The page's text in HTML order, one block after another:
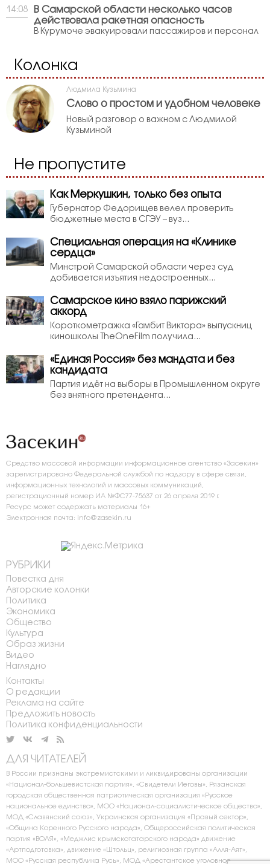
14:08
В Самарской области несколько часов
действовала ракетная опасность
В Курумоче эвакуировали пассажиров и персонал
Колонка
Людмила Кузьмина
Слово о простом и удобном человеке
Новый разговор о важном с Людмилой
Кузьминой
Не пропустите
Как Меркушкин, только без опыта
Губернатор Федорищев велел проверить
бюджетные места в СГЭУ – вуз...
Специальная операция на «Клинике
сердца»
Минстрой Самарской области через суд
добивается изъятия недостроенных...
Самарское кино взяло парижский
аккорд
Короткометражка «Гамбит Виктора» выпускниц
киношколы TheOneFilm получила...
«Единая Россия» без мандата и без
кандидата
Партия идёт на выборы в Промышленном округе
без внятного претендента...
Средство массовой информации информационное агентство «Засекин»
зарегистрировано Федеральной службой по надзору в сфере связи,
информационных технологий и массовых коммуникаций,
регистрационный номер ИА №ФС77-75637 от 26 апреля 2019 г.
Ресурс может содержать материалы 16+
Электронная почта: info@zasekin.ru
РУБРИКИ
Повестка дня
Авторские колонки
Политика
Экономика
Общество
Культура
Образ жизни
Видео
Наглядно
Контакты
О редакции
Реклама на сайте
Предложить новость
Политика конфиденциальности
ДЛЯ ЧИТАТЕЛЕЙ
В России признаны экстремистскими и ликвидированы организации
«Национал-большевистская партия», «Свидетели Иеговы», Рязанская
городская общественная патриотическая организация «Русское
национальное единство», МОО «Национал-социалистическое общество»,
МОД «Славянский союз», Украинская организация «Правый сектор»,
«Община Коренного Русского народа», Общероссийская политическая
партия «ВОЛЯ», «Меджлис крымскотатарского народа» движение
«Артподготовка», движение «Штольц», религиозная группа «Алля-Аят»,
МОО «Русская республика Русь», МОД «Арестантское уголовное